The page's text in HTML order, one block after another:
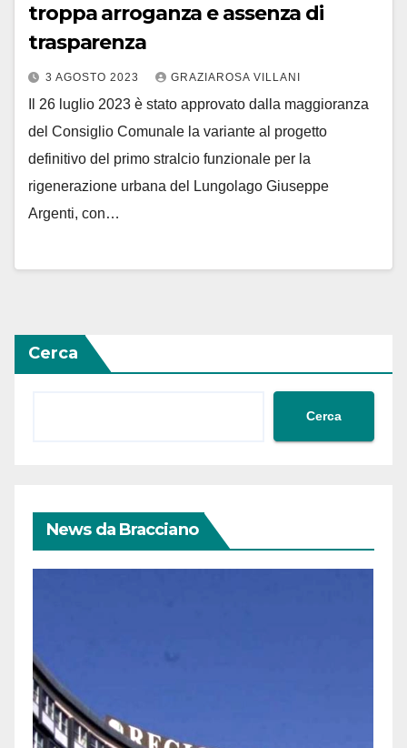
troppa arroganza e assenza di
trasparenza
3 AGOSTO 2023 GRAZIAROSA VILLANI
Il 26 luglio 2023 è stato approvato dalla maggioranza
del Consiglio Comunale la variante al progetto
definitivo del primo stralcio funzionale per la
rigenerazione urbana del Lungolago Giuseppe
Argenti, con…
Cerca
Cerca
News da Bracciano